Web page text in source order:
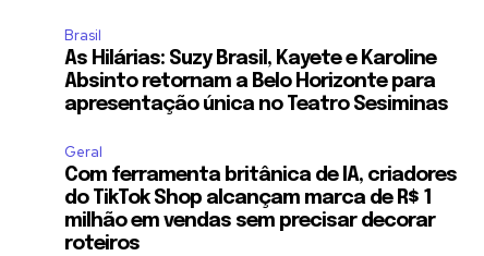
Brasil
As Hilárias: Suzy Brasil, Kayete e Karoline
Absinto retornam a Belo Horizonte para
apresentação única no Teatro Sesiminas
Geral
Com ferramenta britânica de IA, criadores
do TikTok Shop alcançam marca de R$ 1
milhão em vendas sem precisar decorar
roteiros